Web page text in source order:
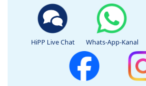
HiPP Live Chat Whats-App-Kanal